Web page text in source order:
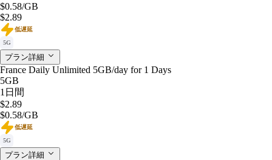
$0.58/GB
$2.89
低遅延
5G
プラン詳細
France Daily Unlimited 5GB/day for 1 Days
5GB
1日間
$2.89
$0.58/GB
低遅延
5G
プラン詳細